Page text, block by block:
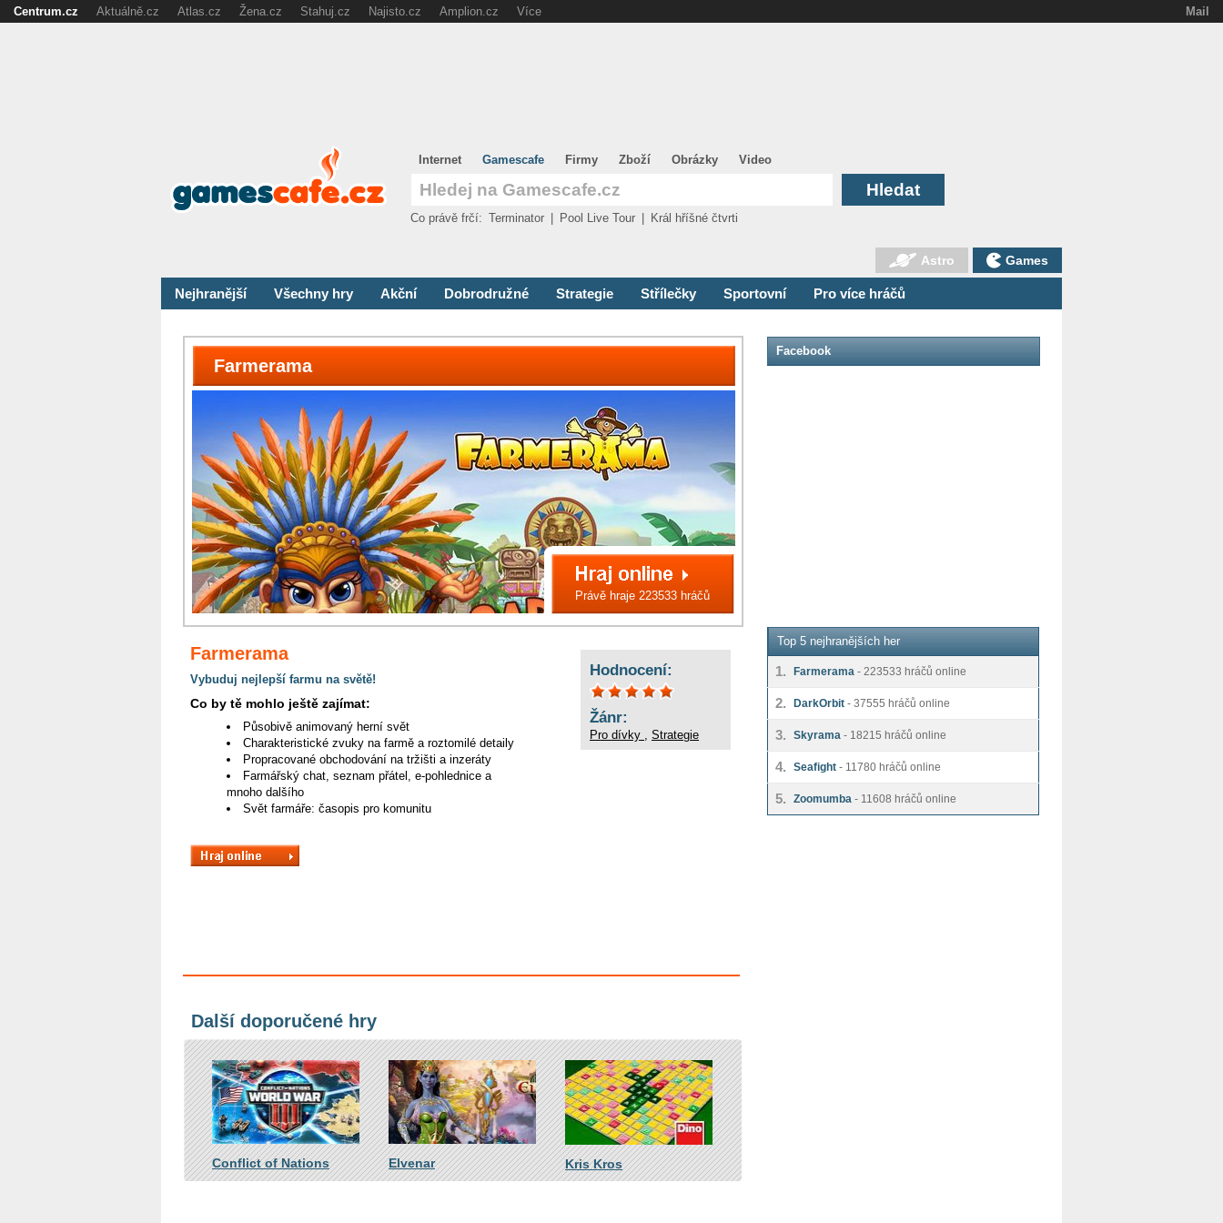
Nejhranější Všechny hry Akční Dobrodružné Strategie Střílečky Sportovní Pro více hráčů
Farmerama
Právě hraje 223533 hráčů
Farmerama
Vybuduj nejlepší farmu na světě!
Co by tě mohlo ještě zajímat:
Působivě animovaný herní svět
Charakteristické zvuky na farmě a roztomilé detaily
Propracované obchodování na tržišti a inzeráty
Farmářský chat, seznam přátel, e-pohlednice a
mnoho dalšího
Svět farmáře: časopis pro komunitu
Hodnocení:
Žánr:
Pro dívky , Strategie
Další doporučené hry
Conflict of Nations Elvenar Kris Kros
Facebook
Top 5 nejhranějších her
1. Farmerama - 223533 hráčů online
2. DarkOrbit - 37555 hráčů online
3. Skyrama - 18215 hráčů online
4. Seafight - 11780 hráčů online
5. Zoomumba - 11608 hráčů online
Internet Gamescafe Firmy Zboží Obrázky Video
Astro Games
Co právě frčí: Terminator Pool Live Tour Král hříšné čtvrti
Mail
Centrum.cz Aktuálně.cz Atlas.cz Žena.cz Stahuj.cz Najisto.cz Amplion.cz Více